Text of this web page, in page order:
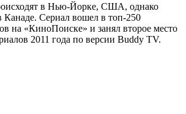
в Нью-Йорке, США, однако
Канаде. Сериал вошел в топ-250
на «КиноПоиске» и занял второе место
2011 года по версии Buddy TV.